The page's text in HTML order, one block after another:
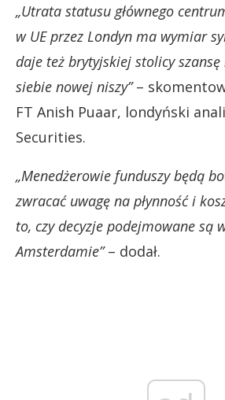
„Utrata statusu głównego
w UE przez Londyn ma wymiar
daje też brytyjskiej stolicy
siebie nowej niszy”–
FT Anish Puaar, londyński
Securities.
„Menedżerowie funduszy będą
zwracać uwagę na płynność i
to, czy decyzje podejmowane są
Amsterdamie”– dodał.